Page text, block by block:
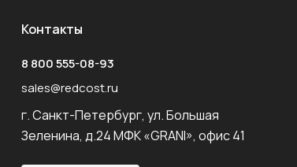
Контакты
8 800 555-08-93
sales@redcost.ru
г. Санкт-Петербург, ул. Большая
Зеленина, д.24 МФК «GRANI», офис 41